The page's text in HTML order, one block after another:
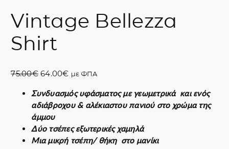
Vintage Bellezza
Shirt
75.00€ O
i
g
i
n
a
64.00€Η
ρ
έ
ο
υ
με ΦΠΑ
Συνδυασμός υφάσματος με γεωμετρικά και ενός
αδιάβροχου & αλέκιαστου πανιού στο χρώμα της
άμμου
Δύο τσέπες εξωτερικές χαμηλά
Μια μικρή τσέπη/ θήκη στο μανίκι